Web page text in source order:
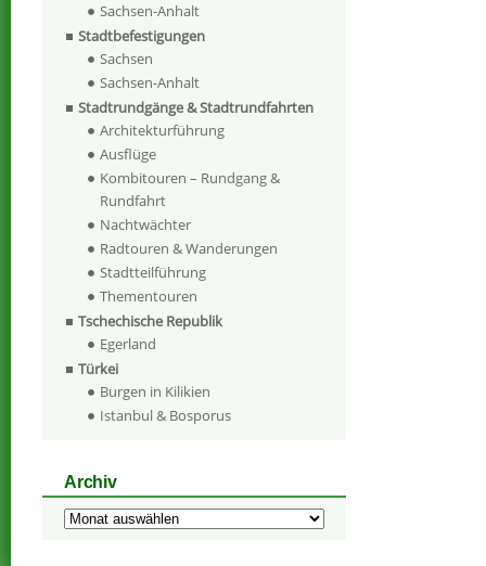
Sachsen-Anhalt
Stadtbefestigungen
Sachsen
Sachsen-Anhalt
Stadtrundgänge & Stadtrundfahrten
Architekturführung
Ausflüge
Kombitouren – Rundgang &
Rundfahrt
Nachtwächter
Radtouren & Wanderungen
Stadtteilführung
Thementouren
Tschechische Republik
Egerland
Türkei
Burgen in Kilikien
Istanbul & Bosporus
Archiv
Archiv